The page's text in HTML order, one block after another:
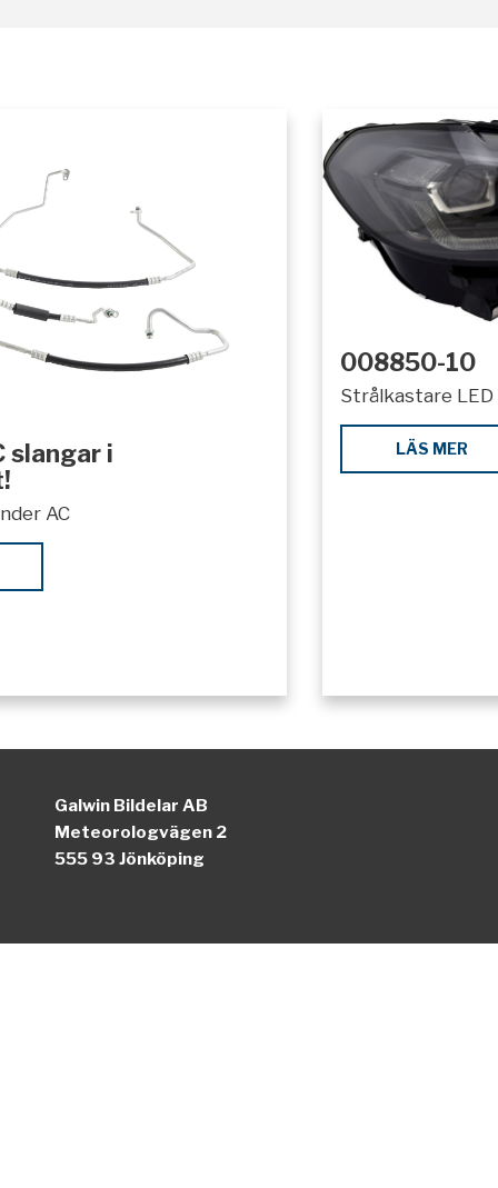
slangar i
AC
008850-10
Strålkastare LED
LÄS MER
Galwin Bildelar AB
Meteorologvägen 2
555 93 Jönköping